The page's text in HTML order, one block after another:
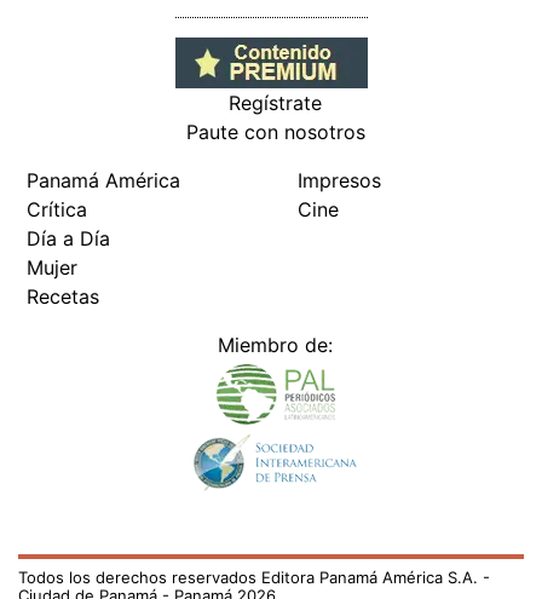
Regístrate
Paute con nosotros
Panamá América
Crítica
Día a Día
Mujer
Recetas
Impresos
Cine
Miembro de:
Todos los derechos reservados Editora Panamá América S.A. -
Ciudad de Panamá - Panamá 2026.